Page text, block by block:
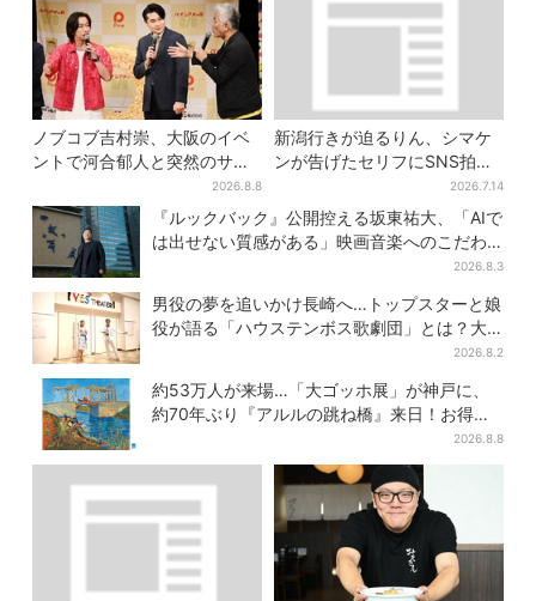
ノブコブ吉村崇、大阪のイベ
ントで河合郁人と突然のサシ
トーク…名物プロデューサー
の“無茶振り”に混乱「狂って
る！」
2026.8.8
新潟行きが迫るりん、シマケ
ンが告げたセリフにSNS拍子
抜け「違う、そうじゃない」
2026.7.14
『ルックバック』公開控える坂東祐大、「AIで
は出せない質感がある」映画音楽へのこだわ
2026.8.3
男役の夢を追いかけ長崎へ…トップスターと娘
役が語る「ハウステンボス歌劇団」とは？大
2026.8.2
約53万人が来場…「大ゴッホ展」が神戸に、
約70年ぶり『アルルの跳ね橋』来日！お得な
2026.8.8